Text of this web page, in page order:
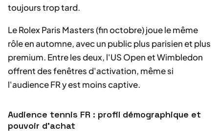
toujours trop tard.
Le Rolex Paris Masters (fin octobre) joue le même
rôle en automne, avec un public plus parisien et plus
premium. Entre les deux, l'US Open et Wimbledon
offrent des fenêtres d'activation, même si
l'audience FR y est moins captive.
Audience tennis FR : profil démographique et
pouvoir d'achat